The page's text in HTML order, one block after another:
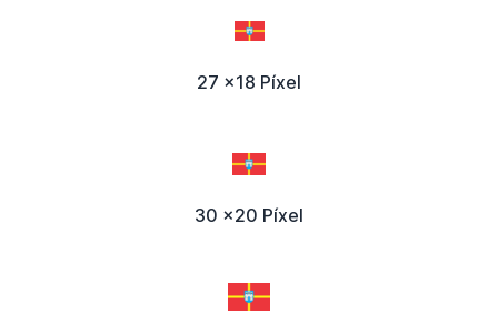
27 x18 Píxel
30 x20 Píxel